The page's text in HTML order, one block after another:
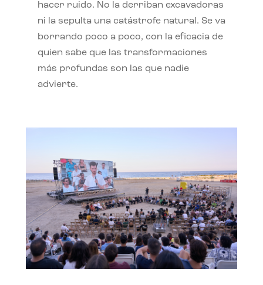
hacer ruido. No la derriban excavadoras
ni la sepulta una catástrofe natural. Se va
borrando poco a poco, con la eficacia de
quien sabe que las transformaciones
más profundas son las que nadie
advierte.